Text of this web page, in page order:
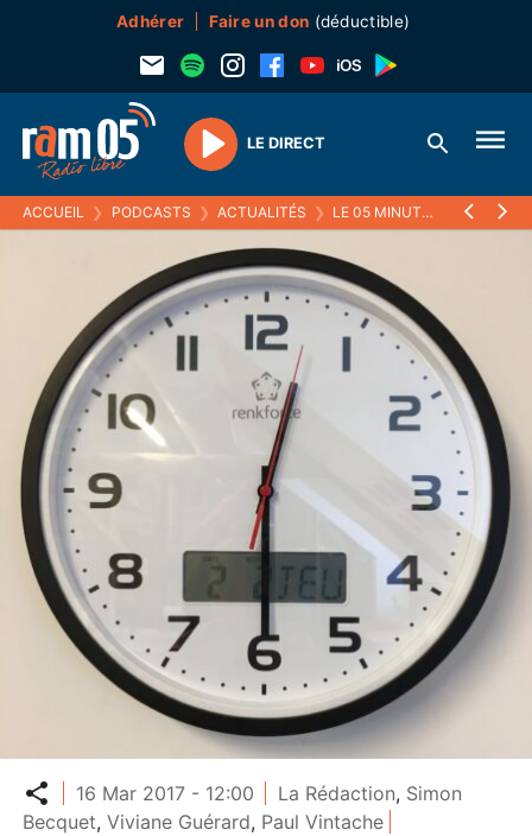
Adhérer Faire un don (déductible)
Play
LE DIRECT
ACCUEIL ❯ PODCASTS ❯ ACTUALITÉS ❯ LE 05 MINUTES 16 MARS
Partager
16 Mar 2017 - 12:00 La Rédaction, Simon
Becquet,Viviane Guérard, Paul Vintache